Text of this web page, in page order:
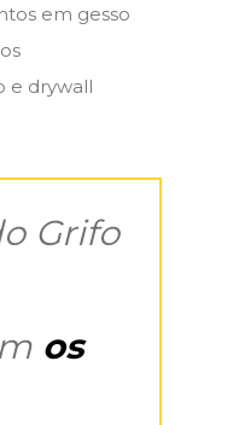
em gesso
e drywall
Grifo
os